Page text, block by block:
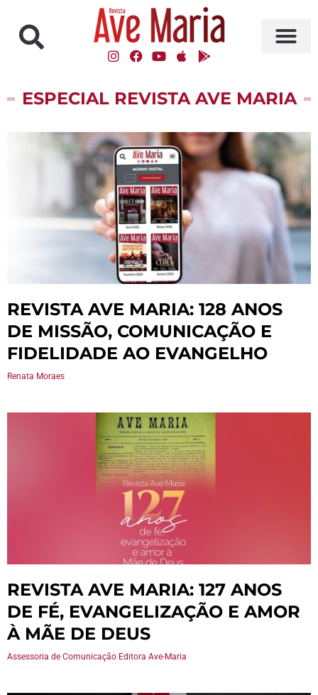
ESPECIAL REVISTA AVE MARIA
REVISTA AVE MARIA: 128 ANOS
DE MISSÃO, COMUNICAÇÃO E
FIDELIDADE AO EVANGELHO
Renata Moraes
REVISTA AVE MARIA: 127 ANOS
DE FÉ, EVANGELIZAÇÃO E AMOR
À MÃE DE DEUS
Assessoria de Comunicação Editora Ave-Maria